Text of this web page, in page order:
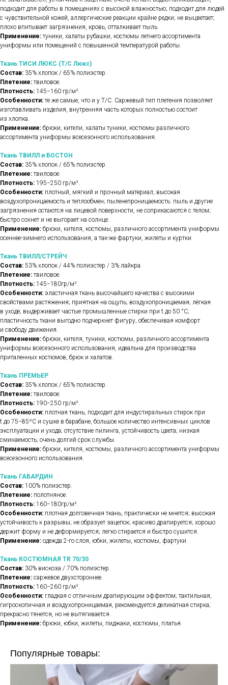
подходит для работы в помещениях с высокой влажностью; подходит для людей
с чувствительной кожей, аллергические реакции крайне редки; не выцветает;
плохо впитывает загрязнения, кровь, отталкивает пыль.
Применение: туники, халаты рубашки, костюмы летнего ассортимента
униформы или помещений с повышенной температурой работы.
Ткань ТИСИ ЛЮКС (Т/С Люкс)
Состав: 35% хлопок / 65% полиэстер.
Плетение: твиловое.
Плотность: 145−160 гр/м².
Особенности: те же самые, что и у Т/С. Саржевый тип плетения позволяет
изготавливать изделия, внутренняя часть которых полностью состоит
из хлопка.
Применение: брюки, кители, халаты туники, костюмы различного
ассортимента униформы всесезонного использования.
Ткань ТВИЛЛ и БОСТОН
Состав: 35% хлопок / 65% полиэстер.
Плетение: твиловое.
Плотность: 195−250 гр/м².
Особенности: плотный, мягкий и прочный материал; высокая
воздухопроницаемость и теплообмен; пыленепроницаемость: пыль и другие
загрязнения остаются на лицевой поверхности, не соприкасаются с телом;
быстро сохнет и не выгорает на солнце.
Применение: брюки, кителя, костюмы, различного ассортимента униформы
осеннее-зимнего использования, а так-же фартуки, жилеты и куртки.
Ткань ТВИЛЛ/СТРЕЙЧ
Состав: 53% хлопок / 44% полиэстер / 3% лайкра.
Плетение: твиловое.
Плотность: 145−180гр/м².
Особенности: эластичная ткань высочайшего качества с высокими
свойствами растяжения; приятная на ощупь; воздухопроницаемая; лёгкая
в уходе; выдерживает частые промышленные стирки при t до 50 °C;
пластичность ткани выгодно подчеркнет фигуру, обеспечивая комфорт
и свободу движения.
Применение: брюки, кителя, туники, костюмы, различного ассортимента
униформы всесезонного использования, идеальна для производства
приталенных костюмов, брюк и халатов.
Ткань ПРЕМЬЕР
Состав: 35% хлопок / 65% полиэстер.
Плетение: твиловое.
Плотность: 190−250 гр/м².
Особенности: плотная ткань, подходит для индустиральных стирок при
t до 75−85ºС и сушке в барабане, большое количество интенсивных циклов
эксплуатации и ухода; отсутствие пилинга, устойчивость цвета; низкая
сминаемость; очень долгий срок службы.
Применение: брюки, кителя, костюмы, различного ассортимента униформы
всесезонного использования.
Ткань ГАБАРДИН
Состав: 100% полиэстер.
Плетение: полотняное.
Плотность: 160−180гр/м².
Особенности: плотная долговечная ткань, практически не мнется; высокая
устойчивость к разрывы; не образует зацепок; красиво драпируется; хорошо
держит форму и не деформируется; легко стирается и быстро сушится.
Применение: одежда 2-го слоя, юбки, жилеты, костюмы, фартуки.
Ткань КОСТЮМНАЯ TR 70/30
Состав: 30% вискоза / 70% полиэстер.
Плетение: саржевое двухстороннее.
Плотность: 160−260 гр/м².
Особенности: гладкая с отличным драпирующим эффектом; тактильная,
гигроскопичная и воздухопроницаемая, рекомендуется деликатная стирка;
прекрасно тянется, но не вытягивается.
Применение: брюки, юбки, жилеты, пиджаки, костюмы, платья.
Популярные товары: